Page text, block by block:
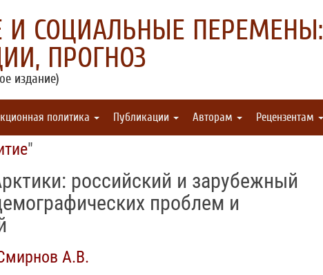
И СОЦИАЛЬНЫЕ ПЕРЕМЕНЫ:
ПРОГНОЗ
издание)
политика Публикации Авторам Рецензентам
"
российский и зарубежный
проблем и
А.В.